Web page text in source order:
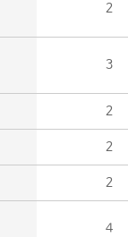
2
3
2
2
2
4